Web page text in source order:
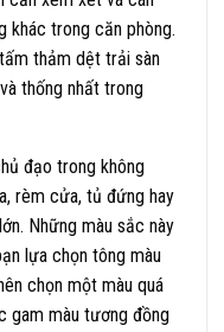
khác trong căn phòng.
thảm dệt trải sàn
thống nhất trong
đạo trong không
rèm cửa, tủ đứng hay
Những màu sắc này
lựa chọn tông màu
chọn một màu quá
gam màu tương đồng